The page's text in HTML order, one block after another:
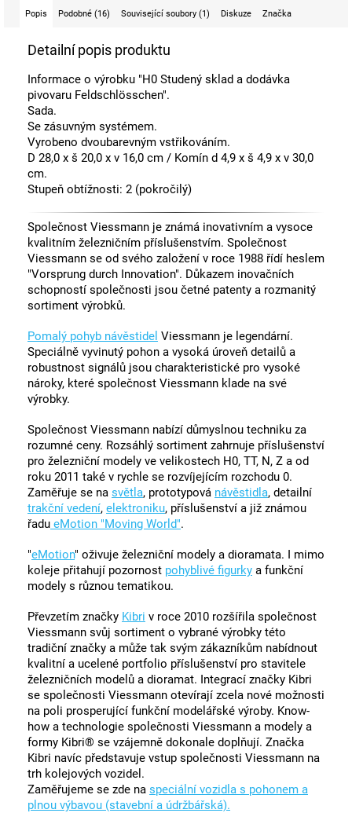
Popis Podobné (16) Související soubory (1) Diskuze Značka
Detailní popis produktu
Informace o výrobku "H0 Studený sklad a dodávka
pivovaru Feldschlösschen".
Sada.
Se zásuvným systémem.
Vyrobeno dvoubarevným vstřikováním.
D 28,0 x š 20,0 x v 16,0 cm / Komín d 4,9 x š 4,9 x v 30,0
cm.
Stupeň obtížnosti: 2 (pokročilý)
Společnost Viessmann je známá inovativním a vysoce
kvalitním železničním příslušenstvím. Společnost
Viessmann se od svého založení v roce 1988 řídí heslem
"Vorsprung durch Innovation". Důkazem inovačních
schopností společnosti jsou četné patenty a rozmanitý
sortiment výrobků.
Pomalý pohyb návěstidel Viessmann je legendární.
Speciálně vyvinutý pohon a vysoká úroveň detailů a
robustnost signálů jsou charakteristické pro vysoké
nároky, které společnost Viessmann klade na své
výrobky.
Společnost Viessmann nabízí důmyslnou techniku za
rozumné ceny. Rozsáhlý sortiment zahrnuje příslušenství
pro železniční modely ve velikostech H0, TT, N, Z a od
roku 2011 také v rychle se rozvíjejícím rozchodu 0.
Zaměřuje se na světla, prototypová návěstidla, detailní
trakční vedení, elektroniku, příslušenství a již známou
řadu eMotion "Moving World".
"eMotion" oživuje železniční modely a dioramata. I mimo
koleje přitahují pozornost pohyblivé figurky a funkční
modely s různou tematikou.
Převzetím značky Kibri v roce 2010 rozšířila společnost
Viessmann svůj sortiment o vybrané výrobky této
tradiční značky a může tak svým zákazníkům nabídnout
kvalitní a ucelené portfolio příslušenství pro stavitele
železničních modelů a dioramat. Integrací značky Kibri
se společnosti Viessmann otevírají zcela nové možnosti
na poli prosperující funkční modelářské výroby. Know-
how a technologie společnosti Viessmann a modely a
formy Kibri® se vzájemně dokonale doplňují. Značka
Kibri navíc představuje vstup společnosti Viessmann na
trh kolejových vozidel.
Zaměřujeme se zde na speciální vozidla s pohonem a
plnou výbavou (stavební a údržbářská).